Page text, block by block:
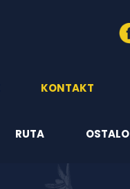
KONTAKT
RUTA OSTALO